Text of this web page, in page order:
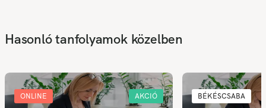
Hasonló tanfolyamok közelben
ONLINE AKCIÓ BÉKÉSCSABA